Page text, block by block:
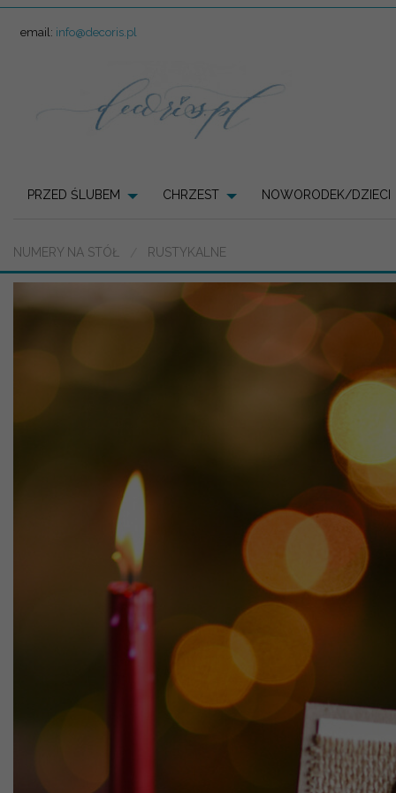
email: info@decoris.pl
PRZED ŚLUBEM CHRZEST NOWORODEK/DZIECI
NUMERY NA STÓŁ RUSTYKALNE